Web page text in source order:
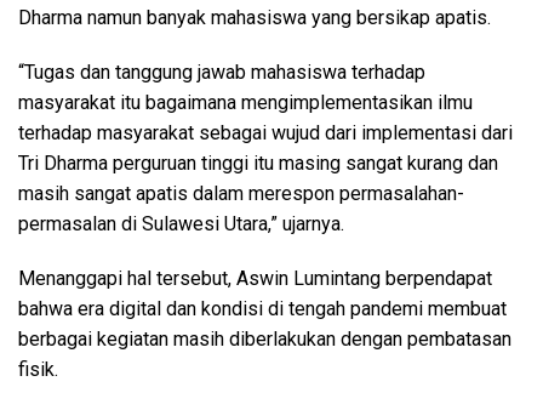
Dharma namun banyak mahasiswa yang bersikap apatis.
“Tugas dan tanggung jawab mahasiswa terhadap
masyarakat itu bagaimana mengimplementasikan ilmu
terhadap masyarakat sebagai wujud dari implementasi dari
Tri Dharma perguruan tinggi itu masing sangat kurang dan
masih sangat apatis dalam merespon permasalahan-
permasalan di Sulawesi Utara,” ujarnya.
Menanggapi hal tersebut, Aswin Lumintang berpendapat
bahwa era digital dan kondisi di tengah pandemi membuat
berbagai kegiatan masih diberlakukan dengan pembatasan
fisik.